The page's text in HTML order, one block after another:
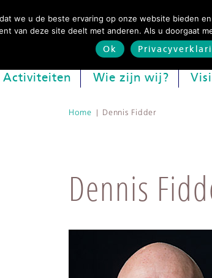
Activiteiten Wie zijn wij?
Home | Dennis Fidder
Dennis
we u de beste ervaring op onze website bieden
van deze site deelt met anderen. Als u doorgaat
Ok